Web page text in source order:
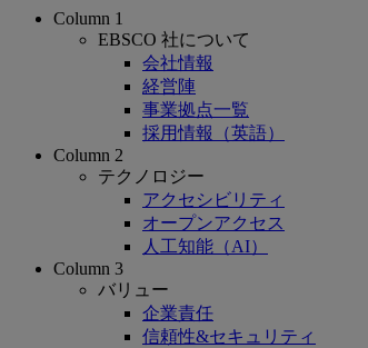
Column 1
EBSCO 社について
会社情報
経営陣
事業拠点一覧
採用情報（英語）
Column 2
テクノロジー
アクセシビリティ
オープンアクセス
人工知能（AI）
Column 3
バリュー
企業責任
信頼性&セキュリティ